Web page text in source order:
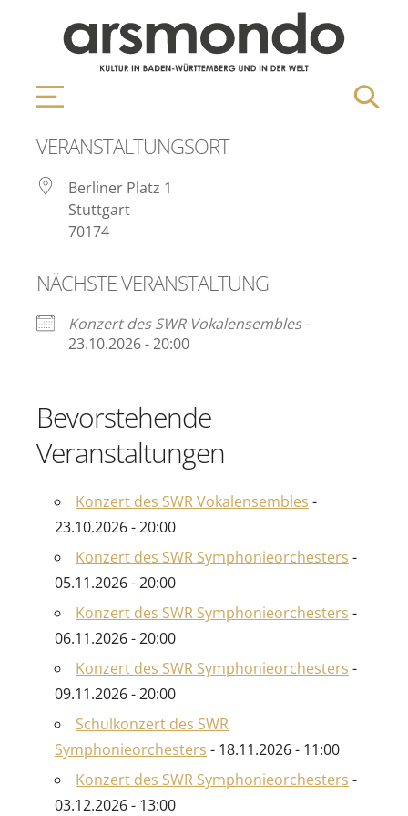
VERANSTALTUNGSORT
Berliner Platz 1
Stuttgart
70174
NÄCHSTE VERANSTALTUNG
Konzert des SWR Vokalensembles-
23.10.2026 - 20:00
Bevorstehende
Veranstaltungen
Konzert des SWR Vokalensembles -
23.10.2026 - 20:00
Konzert des SWR Symphonieorchesters -
05.11.2026 - 20:00
Konzert des SWR Symphonieorchesters -
06.11.2026 - 20:00
Konzert des SWR Symphonieorchesters -
09.11.2026 - 20:00
Schulkonzert des SWR
Symphonieorchesters - 18.11.2026 - 11:00
Konzert des SWR Symphonieorchesters -
03.12.2026 - 13:00